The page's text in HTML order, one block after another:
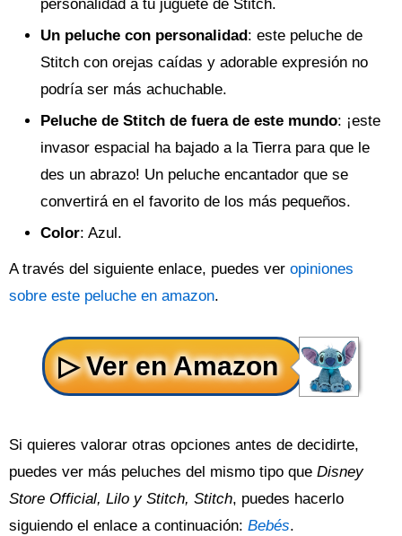
personalidad a tu juguete de Stitch.
Un peluche con personalidad : este peluche de
Stitch con orejas caídas y adorable expresión no
podría ser más achuchable.
Peluche de Stitch de fuera de este mundo: ¡este
invasor espacial ha bajado a la Tierra para que le
des un abrazo! Un peluche encantador que se
convertirá en el favorito de los más pequeños.
Color: Azul.
A través del siguiente enlace, puedes ver opiniones
sobre este peluche en amazon.
Si quieres valorar otras opciones antes de decidirte,
puedes ver más peluches del mismo tipo que Disney
Store Official, Lilo y Stitch, Stitch, puedes hacerlo
siguiendo el enlace a continuación: Bebés.